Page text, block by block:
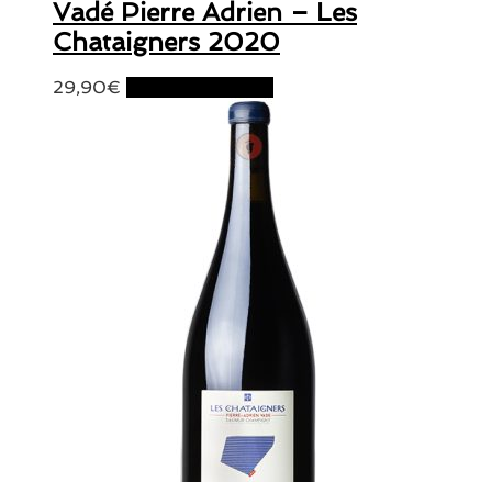
Vadé Pierre Adrien – Les
Chataigners 2020
29,90€